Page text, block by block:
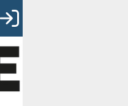
Facebook login